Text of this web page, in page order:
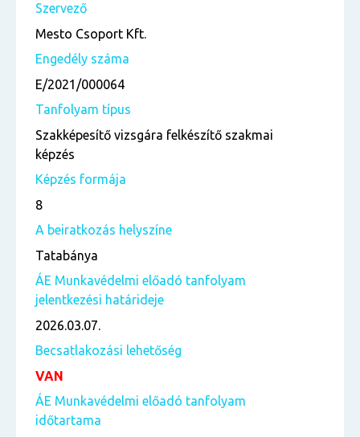
Szervező
Mesto Csoport Kft.
Engedély száma
E/2021/000064
Tanfolyam típus
Szakképesítő vizsgára felkészítő szakmai
képzés
Képzés formája
8
A beiratkozás helyszíne
Tatabánya
ÁE Munkavédelmi előadó tanfolyam
jelentkezési határideje
2026.03.07.
Becsatlakozási lehetőség
VAN
ÁE Munkavédelmi előadó tanfolyam
időtartama